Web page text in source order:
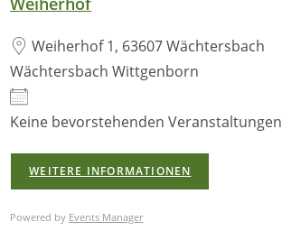
Weiherhof 1, 63607 Wächtersbach
Wächtersbach Wittgenborn
Keine bevorstehenden Veranstaltungen
WEITERE INFORMATIONEN
Powered by Events Manager